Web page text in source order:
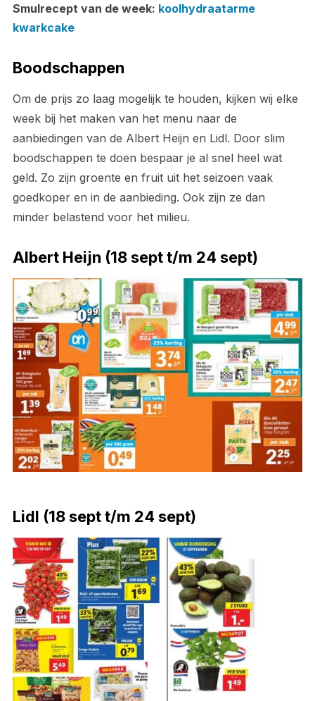
Smulrecept van de week: koolhydraatarme
kwarkcake
Boodschappen
Om de prijs zo laag mogelijk te houden, kijken wij elke
week bij het maken van het menu naar de
aanbiedingen van de Albert Heijn en Lidl. Door slim
boodschappen te doen bespaar je al snel heel wat
geld. Zo zijn groente en fruit uit het seizoen vaak
goedkoper en in de aanbieding. Ook zijn ze dan
minder belastend voor het milieu.
Albert Heijn (18 sept t/m 24 sept)
Lidl (18 sept t/m 24 sept)